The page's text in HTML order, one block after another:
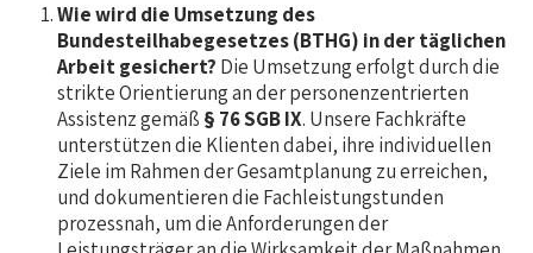
Wie wird die Umsetzung des
Bundesteilhabegesetzes (BTHG) in der täglichen
Arbeit gesichert? Die Umsetzung erfolgt durch die
strikte Orientierung an der personenzentrierten
Assistenz gemäß § 76 SGB IX. Unsere Fachkräfte
unterstützen die Klienten dabei, ihre individuellen
Ziele im Rahmen der Gesamtplanung zu erreichen,
und dokumentieren die Fachleistungstunden
prozessnah, um die Anforderungen der